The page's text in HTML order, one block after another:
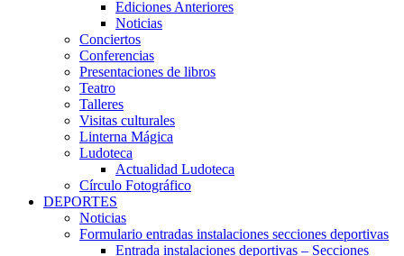
Ediciones Anteriores
Noticias
Conciertos
Conferencias
Presentaciones de libros
Teatro
Talleres
Visitas culturales
Linterna Mágica
Ludoteca
Actualidad Ludoteca
Círculo Fotográfico
DEPORTES
Noticias
Formulario entradas instalaciones secciones deportivas
Entrada instalaciones deportivas – Secciones